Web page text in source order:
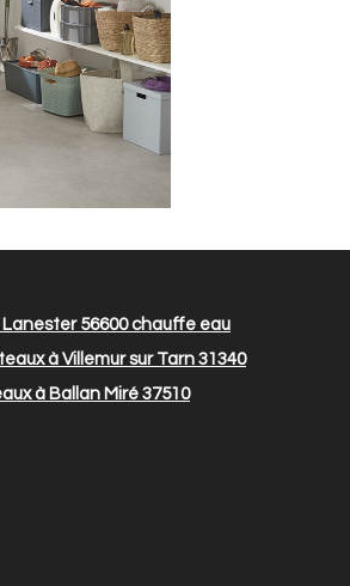
56600chauffe eau
à Villemur sur Tarn 31340
à Ballan Miré 37510